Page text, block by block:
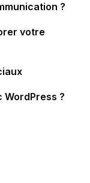
?
votre
?